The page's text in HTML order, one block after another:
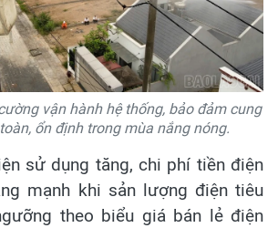
vận hành hệ thống, bảo đảm cung
ổn định trong mùa nắng nóng.
sử dụng tăng, chi phí tiền điện
mạnh khi sản lượng điện tiêu
theo biểu giá bán lẻ điện